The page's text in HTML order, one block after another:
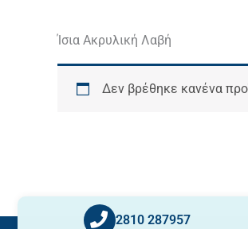
Ίσια Ακρυλική Λαβή
Δεν βρέθηκε κανένα
2810 287957